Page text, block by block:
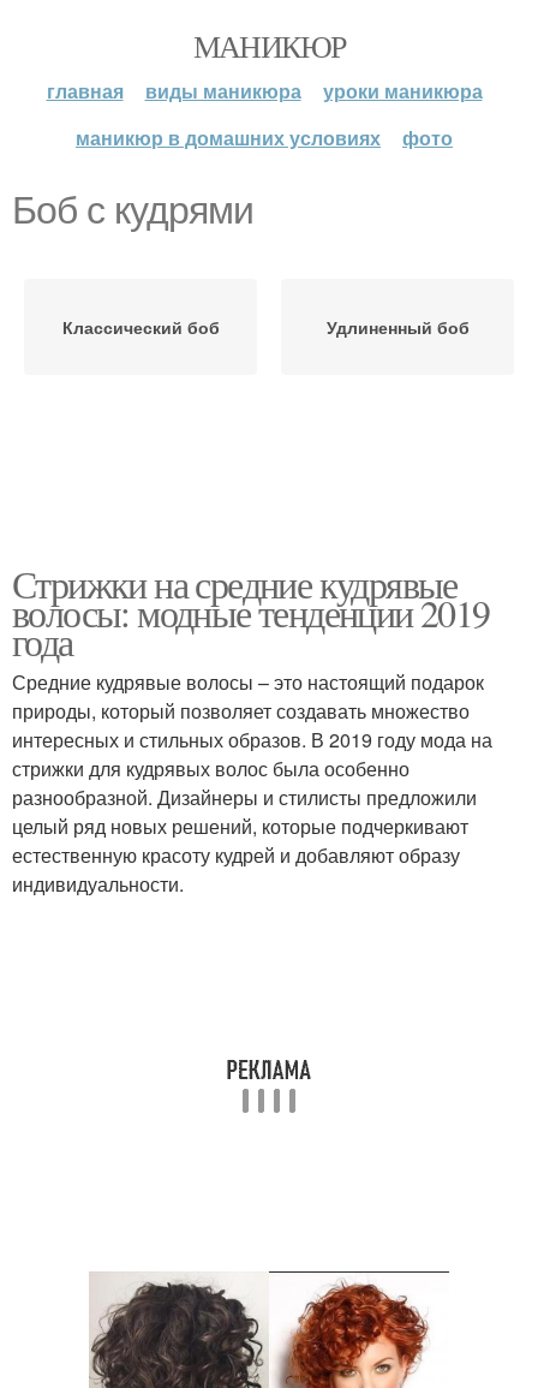
МАНИКЮР
главная виды маникюра
уроки маникюра
маникюр в домашних условиях
фото
Боб с кудрями
Классический боб Удлиненный боб
Стрижки на средние кудрявые
волосы: модные тенденции 2019
года
Средние кудрявые волосы – это настоящий подарок
природы, который позволяет создавать множество
интересных и стильных образов. В 2019 году мода на
стрижки для кудрявых волос была особенно
разнообразной. Дизайнеры и стилисты предложили
целый ряд новых решений, которые подчеркивают
естественную красоту кудрей и добавляют образу
индивидуальности.